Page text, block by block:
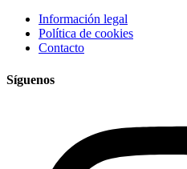
Información legal
Política de cookies
Contacto
Síguenos